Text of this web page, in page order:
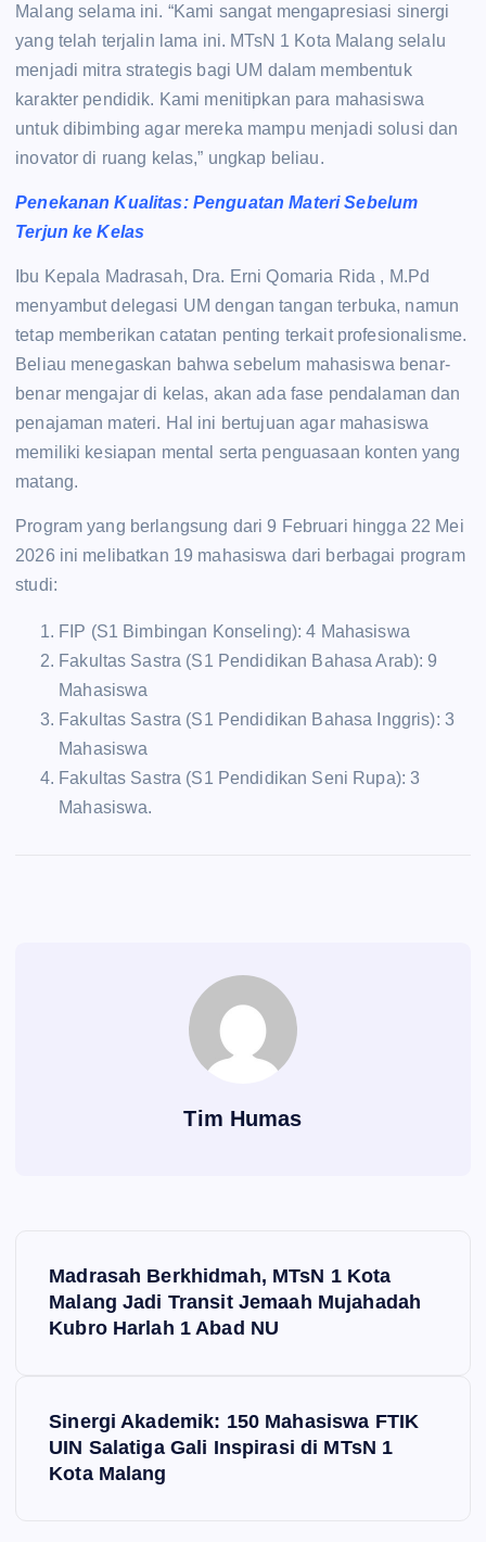
Malang selama ini. “Kami sangat mengapresiasi sinergi
yang telah terjalin lama ini. MTsN 1 Kota Malang selalu
menjadi mitra strategis bagi UM dalam membentuk
karakter pendidik. Kami menitipkan para mahasiswa
untuk dibimbing agar mereka mampu menjadi solusi dan
inovator di ruang kelas,” ungkap beliau.
Penekanan Kualitas: Penguatan Materi Sebelum
Terjun ke Kelas
Ibu Kepala Madrasah, Dra. Erni Qomaria Rida , M.Pd
menyambut delegasi UM dengan tangan terbuka, namun
tetap memberikan catatan penting terkait profesionalisme.
Beliau menegaskan bahwa sebelum mahasiswa benar-
benar mengajar di kelas, akan ada fase pendalaman dan
penajaman materi. Hal ini bertujuan agar mahasiswa
memiliki kesiapan mental serta penguasaan konten yang
matang.
Program yang berlangsung dari 9 Februari hingga 22 Mei
2026 ini melibatkan 19 mahasiswa dari berbagai program
studi:
FIP (S1 Bimbingan Konseling): 4 Mahasiswa
Fakultas Sastra (S1 Pendidikan Bahasa Arab): 9
Mahasiswa
Fakultas Sastra (S1 Pendidikan Bahasa Inggris): 3
Mahasiswa
Fakultas Sastra (S1 Pendidikan Seni Rupa): 3
Mahasiswa.
Tim Humas
Madrasah Berkhidmah, MTsN 1 Kota
Malang Jadi Transit Jemaah Mujahadah
Kubro Harlah 1 Abad NU
Sinergi Akademik: 150 Mahasiswa FTIK
UIN Salatiga Gali Inspirasi di MTsN 1
Kota Malang